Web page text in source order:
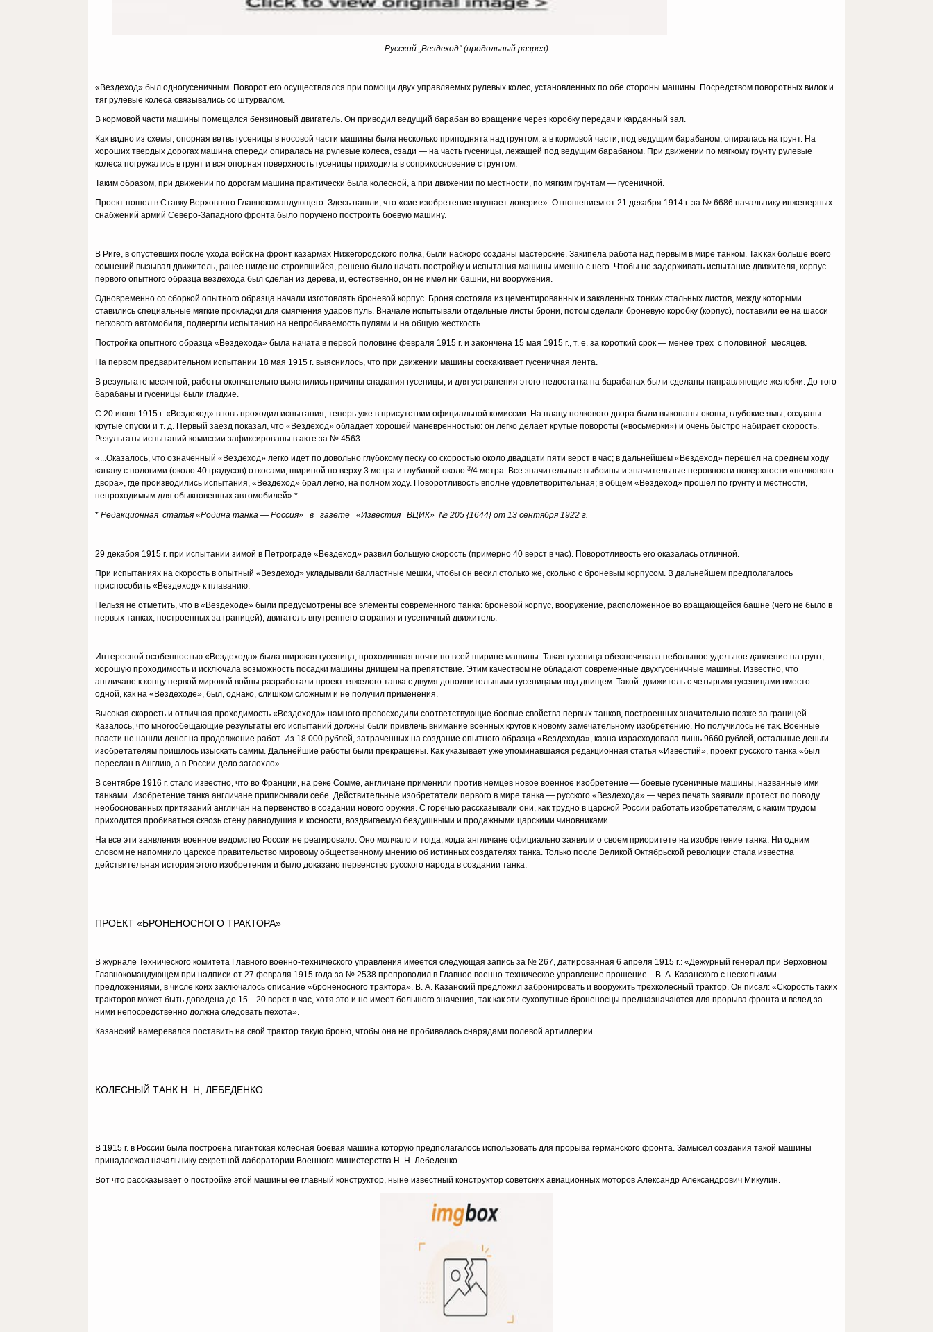
Русский „Вездеход" (продольный разрез)
«Вездеход» был одногусеничным. Поворот его осуществлялся при помощи двух управляемых рулевых колес, установленных по обе стороны машины. Посредством поворотных вилок и
тяг рулевые колеса связыва­лись со штурвалом.
В кормовой части машины помещался бензиновый двигатель. Он приводил ведущий барабан во вращение через коробку передач и кар­данный зал.
Как видно из схемы, опорная ветвь гусеницы в носовой части ма­шины была несколько приподнята над грунтом, а в кормовой части, под ведущим барабаном, опиралась на грунт. На
хороших твердых дорогах машина спереди опиралась на рулевые колеса, сзади — на часть гусе­ницы, лежащей под ведущим барабаном. При движении по мягкому грунту рулевые
колеса погружались в грунт и вся опорная поверхность гусеницы приходила в соприкосновение с грунтом.
Таким образом, при движении по дорогам машина практически была колесной, а при движении по местности, по мягким грунтам — гу­сеничной.
Проект пошел в Ставку Верховного Главнокомандующего. Здесь на­шли, что «сие изобретение внушает доверие». Отношением от 21 декабря 1914 г. за № 6686 начальнику инженерных
снабжений армий Северо-Западного фронта было поручено построить боевую машину.
В Риге, в опустевших после ухода войск на фронт казармах Ниже­городского полка, были наскоро созданы мастерские. Закипела работа над первым в мире танком. Так как больше всего
сомнений вызывал движитель, ранее нигде не строившийся, решено было начать постройку и испытания машины именно с него. Чтобы не задерживать испытание движителя, корпус
первого опытного образца вездехода был сделан из дерева, и, естественно, он не имел ни башни, ни вооружения.
Одновременно со сборкой опытного образца начали изготовлять бро­невой корпус. Броня состояла из цементированных и закаленных тонких стальных листов, между которыми
ставились специальные мягкие про­кладки для смягчения ударов пуль. Вначале испытывали отдельные ли­сты брони, потом сделали броневую коробку (корпус), поставили ее на шасси
легкового автомобиля, подвергли испытанию на непробиваемость пулями и на общую жесткость.
Постройка опытного образца «Вездехода» была начата в первой половине февраля 1915 г. и закон­чена 15 мая 1915 г., т. е. за короткий срок — менее трех с половиной месяцев.
На первом предварительном испытании 18 мая 1915 г. выяснилось, что при движении машины соскакивает гусеничная лента.
В результате месячной, работы окончательно выяснились причины спадания гусеницы, и для устранения этого недостатка на барабанах были сделаны направляющие желобки. До того
барабаны и гусеницы были гладкие.
С 20 июня 1915 г. «Вездеход» вновь проходил испытания, те­перь уже в присутствии официальной комиссии. На плацу полкового двора были выкопаны окопы, глубокие ямы, созданы
крутые спуски и т. д. Первый заезд показал, что «Вездеход» обладает хорошей ма­невренностью: он легко делает крутые повороты («восьмерки») и очень быстро набирает скорость.
Результаты испытаний комиссии зафикси­рованы в акте за № 4563.
«...Оказалось, что означенный «Вездеход» легко идет по довольно глубокому песку со скоростью около двадцати пяти верст в час; в даль­нейшем «Вездеход» перешел на среднем ходу
канаву с пологими (около 40 градусов) откосами, шириной по верху 3 метра и глубиной около 3/4 метра. Все значительные выбоины и значительные неровности поверх­ности «полкового
двора», где производились испытания, «Вездеход» брал легко, на полном ходу. Поворотливость вполне удовлетворительная; в общем «Вездеход» прошел по грунту и местности,
непроходимым для обыкновенных автомобилей» *.
* Редакционная статья «Родина танка — Россия» в газете «Известия ВЦИК» № 205 {1644} от 13 сентября 1922 г.
29 декабря 1915 г. при испытании зимой в Петрограде «Везде­ход» развил большую скорость (примерно 40 верст в час). Поворот­ливость его оказалась отличной.
При испытаниях на скорость в опытный «Вездеход» укладывали балластные мешки, чтобы он весил столько же, сколько с броневым кор­пусом. В дальнейшем предполагалось
приспособить «Вездеход» к пла­ванию.
Нельзя не отметить, что в «Вездеходе» были предусмотрены все элементы современного танка: броневой корпус, вооружение, располо­женное во вращающейся башне (чего не было в
первых танках, по­строенных за границей), двигатель внутреннего сгорания и гусеничный движитель.
Интересной особенностью «Вездехода» была широкая гусеница, проходившая почти по всей ширине машины. Такая гусеница обеспечи­вала небольшое удельное давление на грунт,
хорошую проходимость и исключала возможность посадки машины днищем на препятствие. Этим качеством не обладают современные двухгусеничные машины. Известно, что
англичане к концу первой мировой войны разработали проект тяже­лого танка с двумя дополнительными гусеницами под днищем. Такой: движитель с четырьмя гусеницами вместо
одной, как на «Вездеходе», был, однако, слишком сложным и не получил применения.
Высокая скорость и отличная проходимость «Вездехода» на­много превосходили соответствующие боевые свойства первых танков, построенных значительно позже за границей.
Казалось, что многообе­щающие результаты его испытаний должны были привлечь внимание военных кругов к новому замечательному изобретению. Но получилось не так. Военные
власти не нашли денег на продолжение работ. Из 18 000 рублей, затраченных на создание опытного образца «Везде­хода», казна израсходовала лишь 9660 рублей, остальные деньги
изо­бретателям пришлось изыскать самим. Дальнейшие работы были прекра­щены. Как указывает уже упоминавшаяся редакционная статья «Изве­стий», проект русского танка «был
переслан в Англию, а в России дело заглохло».
В сентябре 1916 г. стало известно, что во Франции, на реке Сомме, англичане применили против немцев новое военное изобретение — бое­вые гусеничные машины, названные ими
танками. Изобретение танка англичане приписывали себе. Действительные изобретатели первого в мире танка — русского «Вездехода» — через печать заявили про­тест по поводу
необоснованных притязаний англичан на первенство в со­здании нового оружия. С горечью рассказывали они, как трудно в цар­ской России работать изобретателям, с каким трудом
приходится про­биваться сквозь стену равнодушия и косности, воздвигаемую бездушными и продажными царскими чиновниками.
На все эти заявления военное ведомство России не реагировало. Оно молчало и тогда, когда англичане официально заявили о своем приоритете на изобретение танка. Ни одним
словом не напомнило цар­ское правительство мировому общественному мнению об истинных созда­телях танка. Только после Великой Октябрьской революции стала из­вестна
действительная история этого изобретения и было доказано пер­венство русского народа в создании танка.
ПРОЕКТ «БРОНЕНОСНОГО ТРАКТОРА»
В журнале Технического комитета Главного военно-технического управления имеется следующая запись за № 267, датированная 6 апреля 1915 г.: «Дежурный генерал при Верховном
Главнокомандующем при надписи от 27 февраля 1915 года за № 2538 препроводил в Главное военно-техническое управление прошение... В. А. Казанского с несколь­кими
предложениями, в числе коих заключалось описание «броненос­ного трактора». В. А. Казанский предложил забронировать и вооружить трехколесный трактор. Он писал: «Скорость таких
тракторов может быть доведена до 15—20 верст в час, хотя это и не имеет большого значения, так как эти сухопутные броненосцы предназначаются для прорыва фронта и вслед за
ними непосредственно должна следовать пехота».
Казанский намеревался поставить на свой трактор такую броню, чтобы она не пробивалась снарядами полевой артиллерии.
КОЛЕСНЫЙ ТАНК Н. Н, ЛЕБЕДЕНКО
В 1915 г. в России была построена гигантская колесная боевая ма­шина которую предполагалось использовать для прорыва германского фронта. Замысел создания такой машины
принадлежал начальнику се­кретной лаборатории Военного министерства Н. Н. Лебеденко.
Вот что рассказывает о постройке этой машины ее главный кон­структор, ныне известный конструктор советских авиационных моторов Александр Александрович Микулин.